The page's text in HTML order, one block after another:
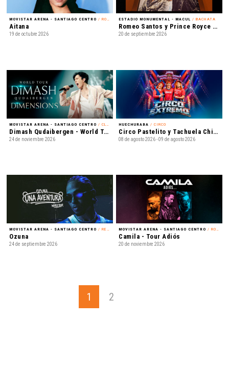
MOVISTAR ARENA - SANTIAGO CENTRO / ROCK
Aitana
19 de octubre 2026
ESTADIO MONUMENTAL - MACUL / BACHATA
Romeo Santos y Prince Royce - Mejor Tarde que Nunca
20 de septiembre 2026
MOVISTAR ARENA - SANTIAGO CENTRO / CLASSICAL CROSSOVER
Dimash Qudaibergen - World Tour: Dimensions
24 de noviembre 2026
HUECHURABA / CIRCO
Circo Pastelito y Tachuela Chico - Circo Extremo
08 de agosto 2026 - 09 de agosto 2026
MOVISTAR ARENA - SANTIAGO CENTRO / REGGAETÓN
Ozuna
24 de septiembre 2026
MOVISTAR ARENA - SANTIAGO CENTRO / ROMÁNTICO
Camila - Tour Adiós
20 de noviembre 2026
1 2